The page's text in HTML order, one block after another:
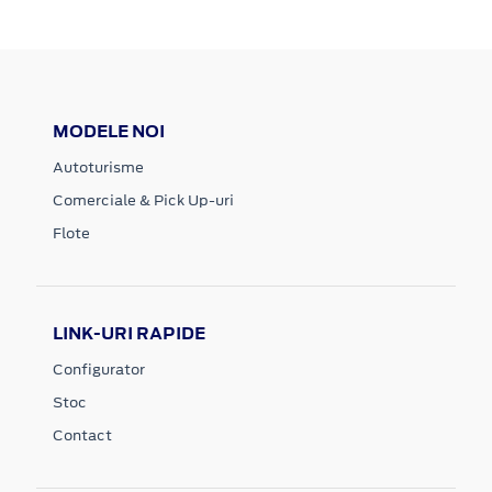
MODELE NOI
Autoturisme
Comerciale & Pick Up-uri
Flote
LINK-URI RAPIDE
Configurator
Stoc
Contact